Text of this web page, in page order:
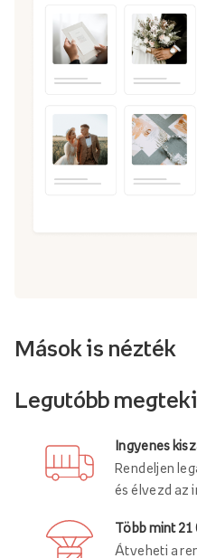
Mások is nézték
Legutóbb
Ingyenes
Rendeljen
és élvezd az
Több mint
Átveheti a